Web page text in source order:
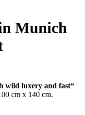
Munich
wild luxery and fast“
cm x 140 cm.